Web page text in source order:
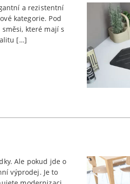
a rezistentní
kategorie. Pod
které mají s
[…]
Ale pokud jde o
výprodej. Je to